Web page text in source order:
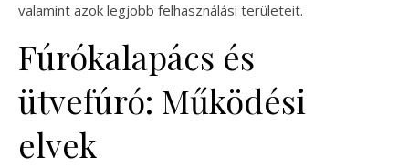
valamint azok legjobb felhasználási területeit.
Fúrókalapács és
ütvefúró: Működési
elvek